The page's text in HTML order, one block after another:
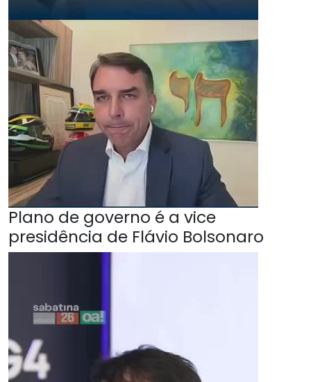
Plano de governo é a vice
presidência de Flávio Bolsonaro